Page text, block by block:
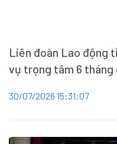
Liên đoàn Lao động
vụ trọng tâm 6 tháng
30/07/2026 15:31:07